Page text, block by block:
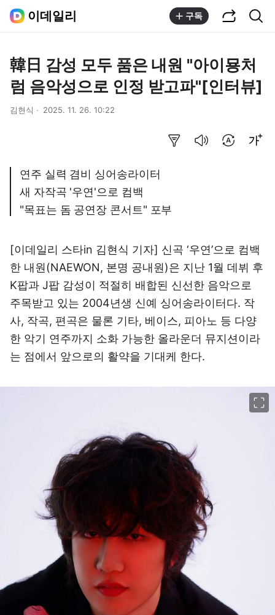
이데일리 구독
韓日 감성 모두 품은 내원 "아이묭처
럼 음악성으로 인정 받고파"[인터뷰]
김현식 2025. 11. 26. 10:22
연주 실력 겸비 싱어송라이터
새 자작곡 '우연'으로 컴백
"목표는 돔 공연장 콘서트" 포부
[이데일리 스타in 김현식 기자] 신곡 ‘우연’으로 컴백
한 내원(NAEWON, 본명 공내원)은 지난 1월 데뷔 후
K팝과 J팝 감성이 적절히 배합된 신선한 음악으로
주목받고 있는 2004년생 신예 싱어송라이터다. 작
사, 작곡, 편곡은 물론 기타, 베이스, 피아노 등 다양
한 악기 연주까지 소화 가능한 올라운더 뮤지션이라
는 점에서 앞으로의 활약을 기대케 한다.